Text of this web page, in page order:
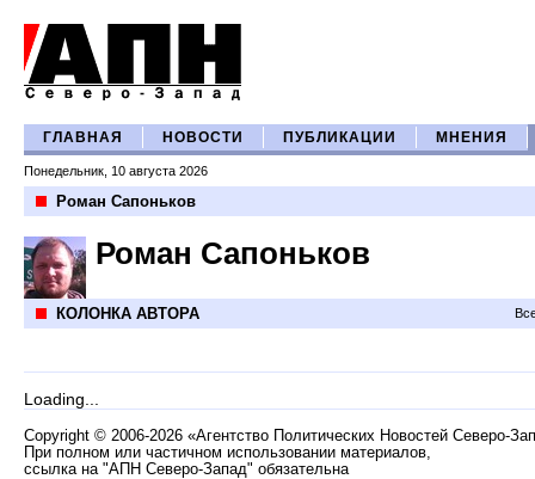
ГЛАВНАЯ НОВОСТИ ПУБЛИКАЦИИ МНЕНИЯ
Понедельник, 10 августа 2026
Роман Сапоньков
Роман Сапоньков
КОЛОНКА АВТОРА
Loading...
Copyright © 2006-2026 «Агентство Политических Новостей Северо-
При полном или частичном использовании материалов,
ссылка на "АПН Северо-Запад" обязательна